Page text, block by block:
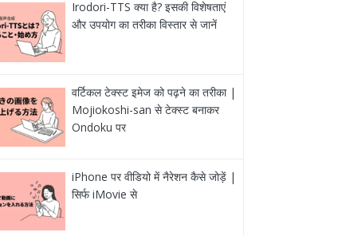
Irodori-TTS क्या है? इसकी विशेषताएं
और उपयोग का तरीका विस्तार से जानें
वर्टिकल टेक्स्ट इमेज को पढ़ने का तरीका |
Mojiokoshi-san से टेक्स्ट बनाकर
Ondoku पर
iPhone पर वीडियो में नैरेशन कैसे जोड़ें |
सिर्फ iMovie से